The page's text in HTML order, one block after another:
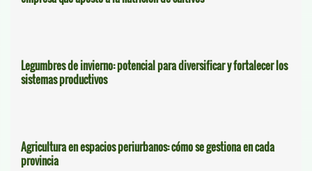
Legumbres de invierno: potencial para diversificar y fortalecer los
sistemas productivos
Agricultura en espacios periurbanos: cómo se gestiona en cada
provincia